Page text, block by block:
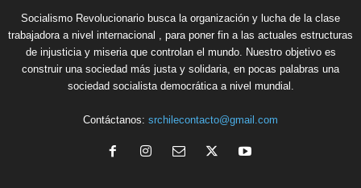
Socialismo Revolucionario busca la organización y lucha de la clase
trabajadora a nivel internacional , para poner fin a las actuales estructuras
de injusticia y miseria que controlan el mundo. Nuestro objetivo es
construir una sociedad más justa y solidaria, en pocas palabras una
sociedad socialista democrática a nivel mundial.
Contáctanos: srchilecontacto@gmail.com